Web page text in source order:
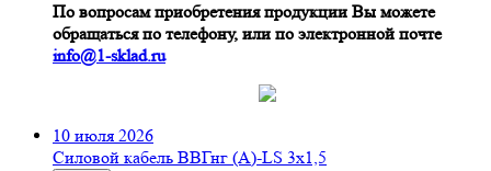
По вопросам приобретения продукции Вы можете
обращаться по телефону, или по электронной почте
info@1-sklad.ru
10 июля 2026
Cиловой кабель ВВГнг (A)-LS 3х1,5